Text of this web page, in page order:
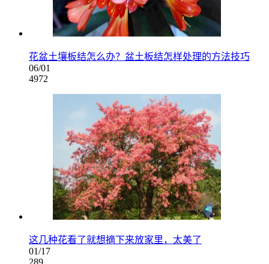
花盆土壤板结怎么办？盆土板结怎样处理的方法技巧
06/01
4972
这几种花看了就想摘下来放家里，太美了
01/17